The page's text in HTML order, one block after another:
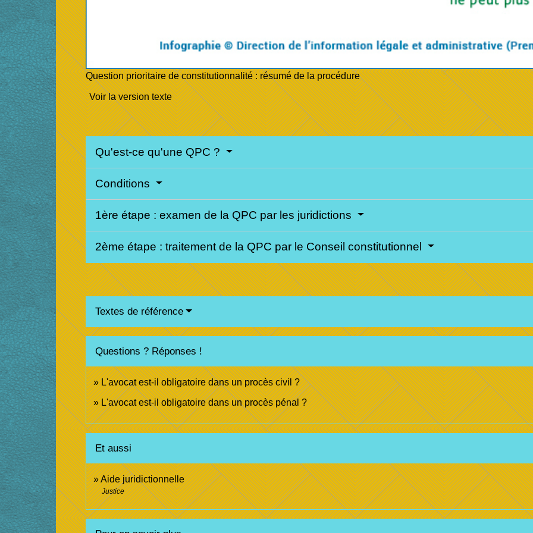
Question prioritaire de constitutionnalité : résumé de la procédure
Voir la version texte
Qu'est-ce qu'une QPC ?
Conditions
1ère étape : examen de la QPC par les juridictions
2ème étape : traitement de la QPC par le Conseil constitutionnel
Textes de référence
Questions ? Réponses !
L'avocat est-il obligatoire dans un procès civil ?
L'avocat est-il obligatoire dans un procès pénal ?
Et aussi
Aide juridictionnelle
Justice